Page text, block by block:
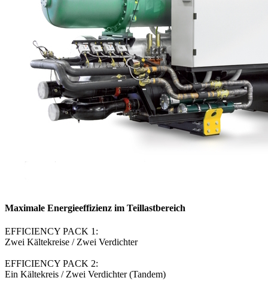
Maximale Energieeffizienz im Teillastbereich
EFFICIENCY PACK 1:
Zwei Kältekreise / Zwei Verdichter
EFFICIENCY PACK 2:
Ein Kältekreis / Zwei Verdichter (Tandem)